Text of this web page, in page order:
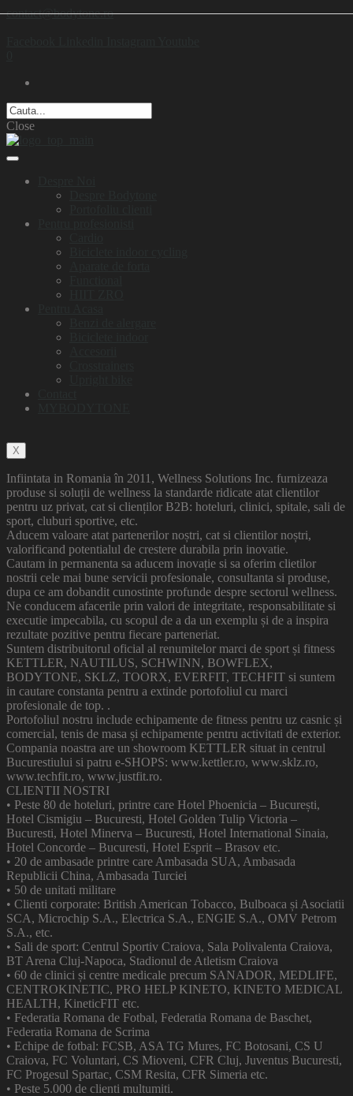
contact@bodytone.ro
Close
X
Infiintata in Romania în 2011, Wellness Solutions Inc. furnizeaza
produse si soluții de wellness la standarde ridicate atat clientilor
pentru uz privat, cat si clienților B2B: hoteluri, clinici, spitale, sali de
sport, cluburi sportive, etc.
Aducem valoare atat partenerilor noștri, cat si clientilor noștri,
valorificand potentialul de crestere durabila prin inovatie.
Cautam in permanenta sa aducem inovație si sa oferim clietilor
nostrii cele mai bune servicii profesionale, consultanta si produse,
dupa ce am dobandit cunostinte profunde despre sectorul wellness.
Ne conducem afacerile prin valori de integritate, responsabilitate si
executie impecabila, cu scopul de a da un exemplu și de a inspira
rezultate pozitive pentru fiecare parteneriat.
Suntem distribuitorul oficial al renumitelor marci de sport și fitness
KETTLER, NAUTILUS, SCHWINN, BOWFLEX,
BODYTONE, SKLZ, TOORX, EVERFIT, TECHFIT si suntem
in cautare constanta pentru a extinde portofoliul cu marci
profesionale de top. .
Portofoliul nostru include echipamente de fitness pentru uz casnic și
comercial, tenis de masa și echipamente pentru activitati de exterior.
Compania noastra are un showroom KETTLER situat in centrul
Bucurestiului si patru e-SHOPS: www.kettler.ro, www.sklz.ro,
www.techfit.ro, www.justfit.ro.
CLIENTII NOSTRI
• Peste 80 de hoteluri, printre care Hotel Phoenicia – București,
Hotel Cismigiu – Bucuresti, Hotel Golden Tulip Victoria –
Bucuresti, Hotel Minerva – Bucuresti, Hotel International Sinaia,
Hotel Concorde – Bucuresti, Hotel Esprit – Brasov etc.
• 20 de ambasade printre care Ambasada SUA, Ambasada
Republicii China, Ambasada Turciei
• 50 de unitati militare
• Clienti corporate: British American Tobacco, Bulboaca și Asociatii
SCA, Microchip S.A., Electrica S.A., ENGIE S.A., OMV Petrom
S.A., etc.
• Sali de sport: Centrul Sportiv Craiova, Sala Polivalenta Craiova,
BT Arena Cluj-Napoca, Stadionul de Atletism Craiova
• 60 de clinici și centre medicale precum SANADOR, MEDLIFE,
CENTROKINETIC, PRO HELP KINETO, KINETO MEDICAL
HEALTH, KineticFIT etc.
• Federatia Romana de Fotbal, Federatia Romana de Baschet,
Federatia Romana de Scrima
• Echipe de fotbal: FCSB, ASA TG Mures, FC Botosani, CS U
Craiova, FC Voluntari, CS Mioveni, CFR Cluj, Juventus Bucuresti,
FC Progesul Spartac, CSM Resita, CFR Simeria etc.
• Peste 5.000 de clienti multumiti.